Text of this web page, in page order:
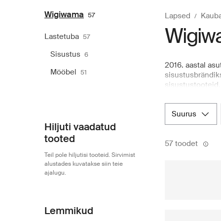
Wigiwama 57
Lastetuba 57
Sisustus 6
Mööbel 51
Hiljuti vaadatud
tooted
Teil pole hiljutisi tooteid. Sirvimist
alustades kuvatakse siin teie
ajalugu.
Lemmikud
Lapsed
2016. aastal
puutetundlikud
esemete
rõõmsate,
suurus
57 toodet